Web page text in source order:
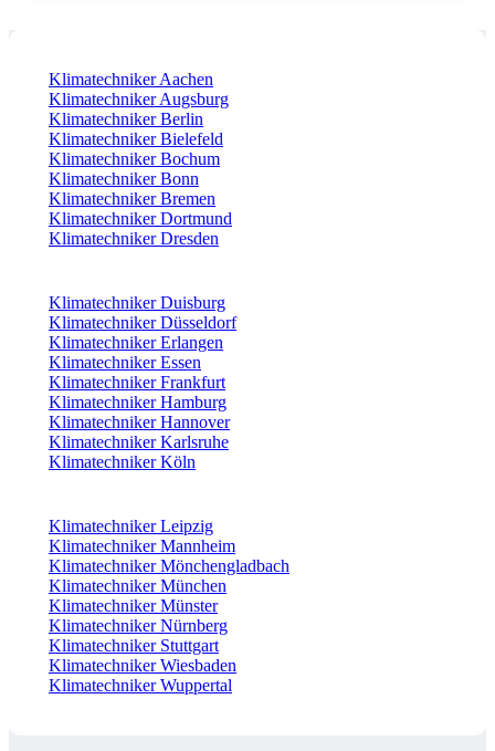
Klimatechniker Aachen
Klimatechniker Augsburg
Klimatechniker Berlin
Klimatechniker Bielefeld
Klimatechniker Bochum
Klimatechniker Bonn
Klimatechniker Bremen
Klimatechniker Dortmund
Klimatechniker Dresden
Klimatechniker Duisburg
Klimatechniker Düsseldorf
Klimatechniker Erlangen
Klimatechniker Essen
Klimatechniker Frankfurt
Klimatechniker Hamburg
Klimatechniker Hannover
Klimatechniker Karlsruhe
Klimatechniker Köln
Klimatechniker Leipzig
Klimatechniker Mannheim
Klimatechniker Mönchengladbach
Klimatechniker München
Klimatechniker Münster
Klimatechniker Nürnberg
Klimatechniker Stuttgart
Klimatechniker Wiesbaden
Klimatechniker Wuppertal